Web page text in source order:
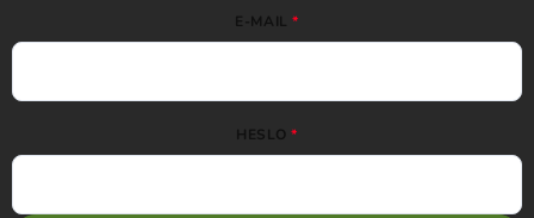
E-MAIL
HESLO